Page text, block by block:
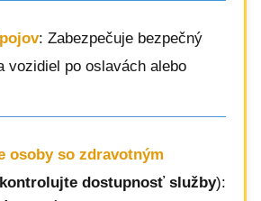
: Zabezpečuje bezpečný
vozidiel po oslavách alebo
osoby so zdravotným
dostupnosť služby):